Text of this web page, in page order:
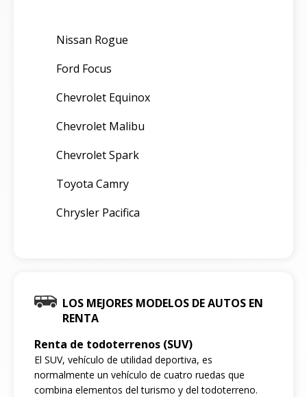
Nissan Rogue
Ford Focus
Chevrolet Equinox
Chevrolet Malibu
Chevrolet Spark
Toyota Camry
Chrysler Pacifica
LOS MEJORES MODELOS DE AUTOS EN
RENTA
Renta de todoterrenos (SUV)
El SUV, vehículo de utilidad deportiva, es
normalmente un vehículo de cuatro ruedas que
combina elementos del turismo y del todoterreno.